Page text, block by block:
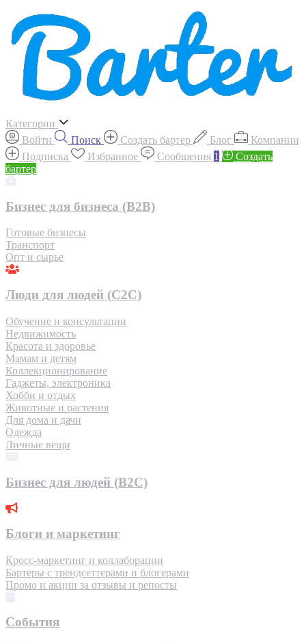
Категории
Войти
Поиск Создать бартер Блог
Компании
Подписка
Избранное Сообщения 1
Создать
бартер
Бизнес для бизнеса (B2B)
Готовые бизнесы
Транспорт
Опт и сырье
Люди для людей (С2С)
Обучение и консультации
Недвижимость
Красота и здоровье
Мамам и детям
Коллекционирование
Гаджеты, электроника
Хобби и отдых
Животные и растения
Для дома и дачи
Одежда
Личные вещи
Бизнес для людей (B2C)
Блоги и маркетинг
Кросс-маркетинг и коллаборации
Бартеры с трендсеттерами и блогерами
Промо и акции за отзывы и репосты
События